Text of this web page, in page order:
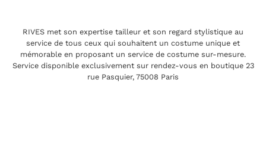
RIVES met son expertise tailleur et son regard stylistique au
service de tous ceux qui souhaitent un costume unique et
mémorable en proposant un service de costume sur-mesure.
Service disponible exclusivement sur rendez-vous en boutique 23
rue Pasquier, 75008 Paris